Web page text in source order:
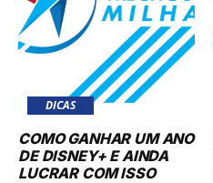
DICAS
COMO GANHAR UM ANO
DE DISNEY+ E AINDA
LUCRAR COM ISSO